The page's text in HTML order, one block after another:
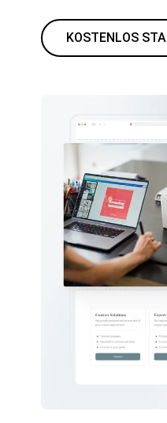
KOSTENLOS